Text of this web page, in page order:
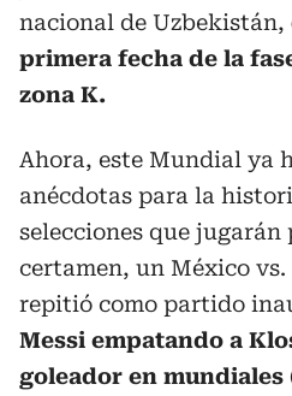
nacional de Uzbekistán,
primera fecha de la
zona K.
Ahora, este Mundial ya
anécdotas para la
selecciones que jugarán
certamen, un México
repitió como partido
Messi empatando a
goleador en mundiales